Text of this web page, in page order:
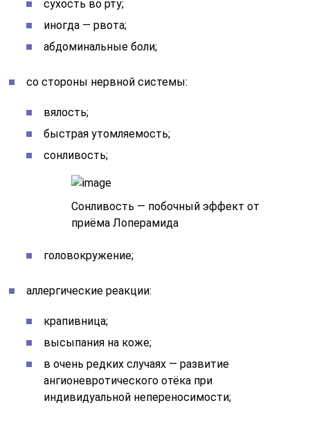
сухость во рту;
иногда — рвота;
абдоминальные боли;
со стороны нервной системы:
вялость;
быстрая утомляемость;
сонливость;
Сонливость — побочный эффект от
приёма Лоперамида
головокружение;
аллергические реакции:
крапивница;
высыпания на коже;
в очень редких случаях — развитие
ангионевротического отёка при
индивидуальной непереносимости;